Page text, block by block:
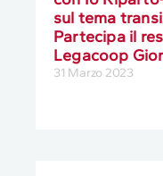
sul tema
Partecipa il
Legacoop
31 Marzo 2023